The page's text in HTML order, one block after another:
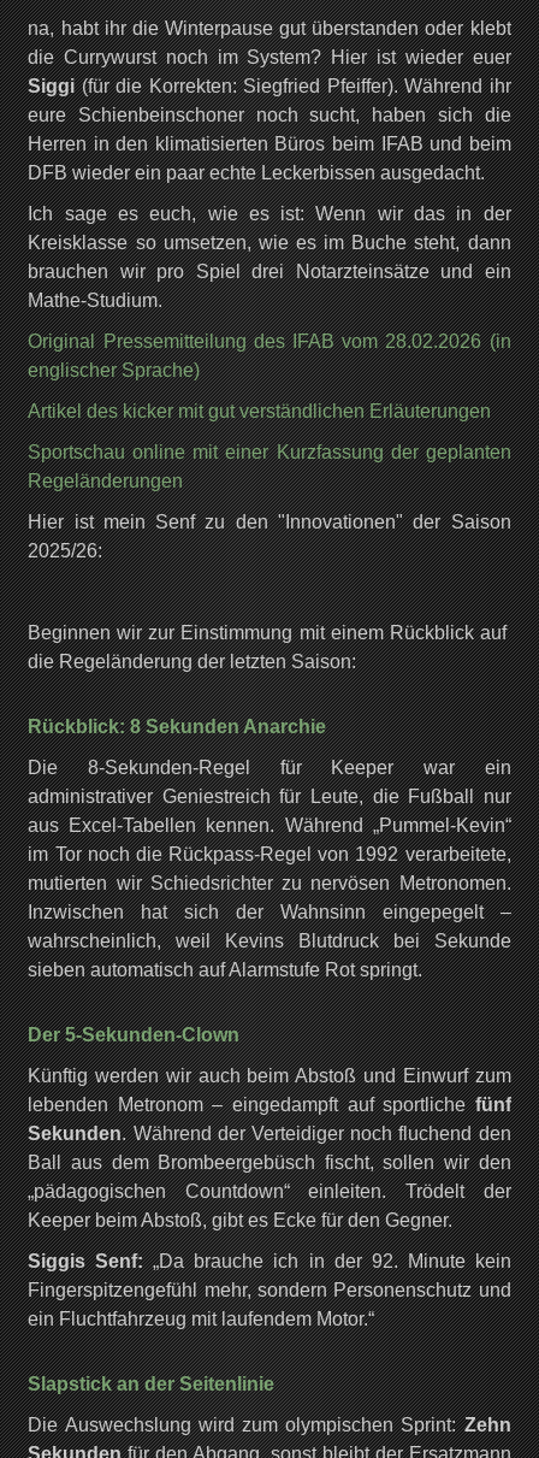
na,habt ihr die Winterpause gut überstanden oder klebt
die Currywurst noch im System?Hier ist wieder euer
Siggi(für die Korrekten:Siegfried Pfeiffer).Während ihr
eure Schienbeinschoner noch sucht,haben sich die
Herren in den klimatisierten Büros beim IFAB und beim
DFB wieder ein paar echte Leckerbissen ausgedacht.
Ich sage es euch,wie es ist:Wenn wir das in der
Kreisklasse so umsetzen,wie es im Buche steht,dann
brauchen wir pro Spiel drei Notarzteinsätze und ein
Mathe-Studium.
Original Pressemitteilung des IFAB vom 28.02.2026 (in
englischer Sprache)
Artikel des kicker mit gut verständlichen Erläuterungen
Sportschau online mit einer Kurzfassung der geplanten
Regeländerungen
Hier ist mein Senf zu den "Innovationen" der Saison
2025/26:
Beginnen wir zur Einstimmung mit einem Rückblick auf
die Regeländerung der letzten Saison:
Rückblick: 8 Sekunden Anarchie
Die 8-Sekunden-Regel für Keeper war ein
administrativer Geniestreich für Leute, die Fußball nur
aus Excel-Tabellen kennen. Während „Pummel-Kevin“
im Tor noch die Rückpass-Regel von 1992 verarbeitete,
mutierten wir Schiedsrichter zu nervösen Metronomen.
Inzwischen hat sich der Wahnsinn eingepegelt –
wahrscheinlich, weil Kevins Blutdruck bei Sekunde
sieben automatisch auf Alarmstufe Rot springt.
Der 5-Sekunden-Clown
Künftig werden wir auch beim Abstoß und Einwurf zum
lebenden Metronom – eingedampft auf sportlichefünf
Sekunden. Während der Verteidiger noch fluchend den
Ball aus dem Brombeergebüsch fischt, sollen wir den
„pädagogischen Countdown“ einleiten. Trödelt der
Keeper beim Abstoß, gibt es Ecke für den Gegner.
Siggis Senf:„Da brauche ich in der 92. Minute kein
Fingerspitzengefühl mehr, sondern Personenschutz und
ein Fluchtfahrzeug mit laufendem Motor.“
Slapstick an der Seitenlinie
Die Auswechslung wird zum olympischen Sprint:Zehn